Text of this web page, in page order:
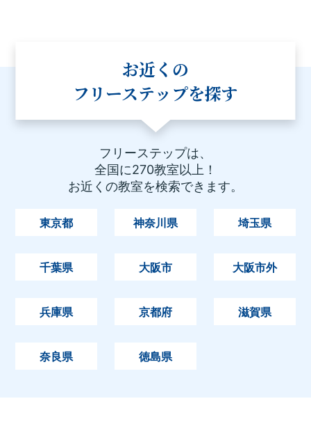
お近くの
フリーステップを探す
フリーステップは、
全国に270教室以上！
お近くの教室を検索できます。
東京都 神奈川県 埼玉県
千葉県 大阪市 大阪市外
兵庫県 京都府 滋賀県
奈良県 徳島県